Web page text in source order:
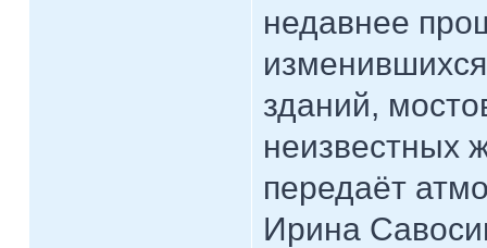
недавнее
зданий,
неизвестных
передаёт
Ирина